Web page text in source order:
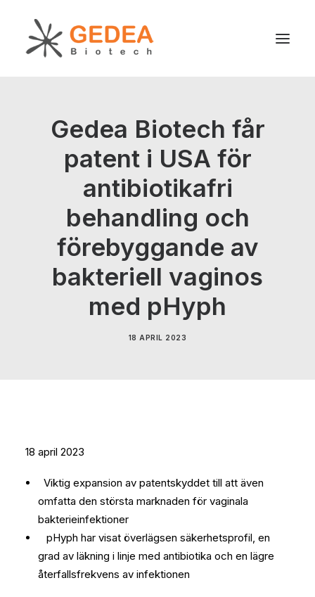
Hållbarhet
Utveckling
För patienter
Gedea Biotech får
patent i USA för
antibiotikafri
behandling och
förebyggande av
bakteriell vaginos
med pHyph
18 APRIL 2023
18 april 2023
Viktig expansion av patentskyddet till att även
omfatta den största marknaden för vaginala
bakterieinfektioner
pHyph har visat överlägsen säkerhetsprofil, en
grad av läkning i linje med antibiotika och en lägre
återfallsfrekvens av infektionen